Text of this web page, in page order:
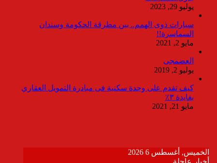
يوليو 29, 2023
سيارات ذوى الهمم.. بين مطرقة الحكومة وسندان
السماسرة!!
مايو 2, 2021
العضمجى
يوليو 2, 2019
كيف تقدم على وحدة سكنية فى مبادرة التمويل العقاري
بفايدة ٣٪
مايو 21, 2021